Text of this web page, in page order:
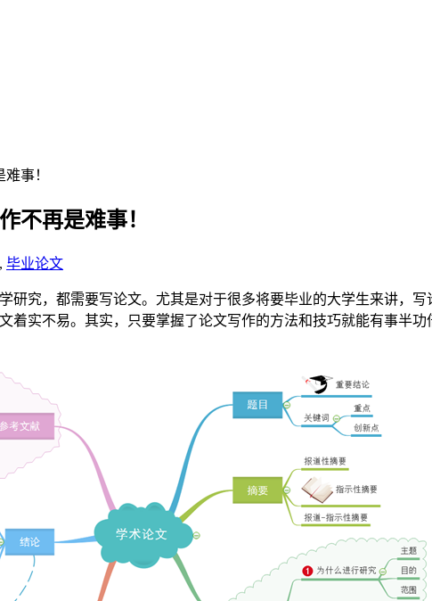
事！
不再是难事！
, 毕业论文
研究，都需要写论文。尤其是对于很多将要毕业的大学生来讲，
着实不易。其实，只要掌握了论文写作的方法和技巧就能有事半